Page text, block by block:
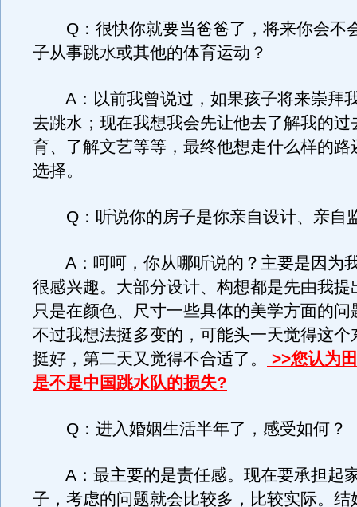
Q：很快你就要当爸爸了，将来你会不
子从事跳水或其他的体育运动？
A：以前我曾说过，如果孩子将来崇拜
去跳水；现在我想我会先让他去了解我的过
育、了解文艺等等，最终他想走什么样的路
选择。
Q：听说你的房子是你亲自设计、亲自
A：呵呵，你从哪听说的？主要是因为
很感兴趣。大部分设计、构想都是先由我提
只是在颜色、尺寸一些具体的美学方面的问
不过我想法挺多变的，可能头一天觉得这个
挺好，第二天又觉得不合适了。
>>您认为
是不是中国跳水队的损失?
Q：进入婚姻生活半年了，感受如何？
A：最主要的是责任感。现在要承担起
子，考虑的问题就会比较多，比较实际。结